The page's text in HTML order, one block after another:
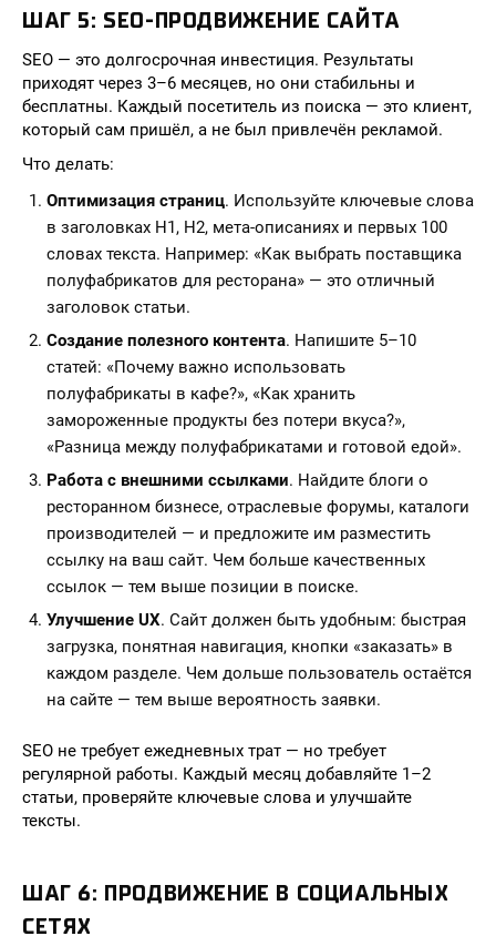
ШАГ 5: SEO-ПРОДВИЖЕНИЕ САЙТА
SEO — это долгосрочная инвестиция. Результаты
приходят через 3–6 месяцев, но они стабильны и
бесплатны. Каждый посетитель из поиска — это клиент,
который сам пришёл, а не был привлечён рекламой.
Что делать:
Оптимизация страниц. Используйте ключевые слова
в заголовках H1, H2, мета-описаниях и первых 100
словах текста. Например: «Как выбрать поставщика
полуфабрикатов для ресторана» — это отличный
заголовок статьи.
Создание полезного контента. Напишите 5–10
статей: «Почему важно использовать
полуфабрикаты в кафе?», «Как хранить
замороженные продукты без потери вкуса?»,
«Разница между полуфабрикатами и готовой едой».
Работа с внешними ссылками. Найдите блоги о
ресторанном бизнесе, отраслевые форумы, каталоги
производителей — и предложите им разместить
ссылку на ваш сайт. Чем больше качественных
ссылок — тем выше позиции в поиске.
Улучшение UX. Сайт должен быть удобным: быстрая
загрузка, понятная навигация, кнопки «заказать» в
каждом разделе. Чем дольше пользователь остаётся
на сайте — тем выше вероятность заявки.
SEO не требует ежедневных трат — но требует
регулярной работы. Каждый месяц добавляйте 1–2
статьи, проверяйте ключевые слова и улучшайте
тексты.
ШАГ 6: ПРОДВИЖЕНИЕ В СОЦИАЛЬНЫХ
СЕТЯХ